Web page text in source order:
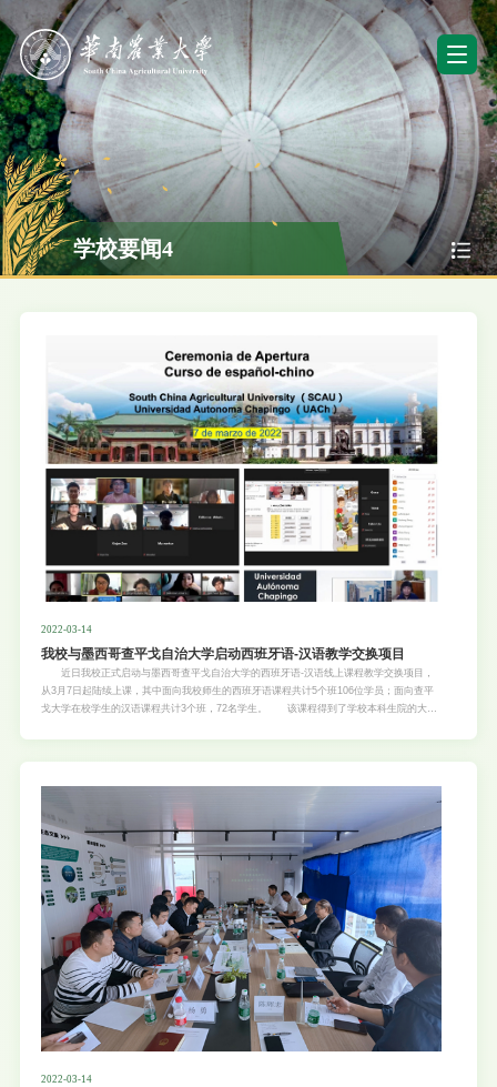
学校要闻4
2022-03-14
我校与墨西哥查平戈自治大学启动西班牙语-汉语教学交换项目
近日我校正式启动与墨西哥查平戈自治大学的西班牙语-汉语线上课程教学交换项目，
从3月7日起陆续上课，其中面向我校师生的西班牙语课程共计5个班106位学员；面向查平
戈大学在校学生的汉语课程共计3个班，72名学生。 该课程得到了学校本科生院的大力
及我校国际交流处副处长袁菊花作为双方代表分别致辞，鼓励学生充分利用本次机会，认真
我校与墨西哥查平戈自治大学签订的框架合作协议之后的首个落地项目，将有效推进双方正
在商谈的语言和农业科教发展中心的筹建进程。(文图/国际交流处 余少虹)
2022-03-14